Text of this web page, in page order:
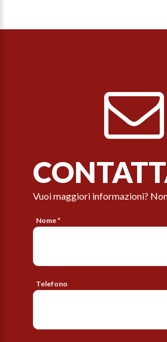
Vuoi maggiori informazioni?
Nome *
Telefono